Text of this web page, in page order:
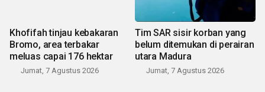
Khofifah tinjau kebakaran
Bromo, area terbakar
meluas capai 176 hektar
Jumat, 7 Agustus 2026
Tim SAR sisir korban yang
belum ditemukan di perairan
utara Madura
Jumat, 7 Agustus 2026